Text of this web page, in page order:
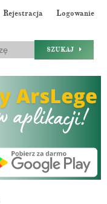
Rejestracja Logowanie
SZUKAJ